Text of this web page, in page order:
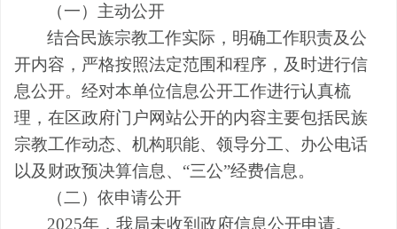
（一）主动公开
结合民族宗教工作实际，明确工作职责及公
开内容，严格按照法定范围和程序，及时进行信
息公开。 经对本单位信息公开工作进行认真梳
理，在区政府门户网站公开的内容主要包括民族
宗教工作动态、机构职能、领导分工、办公电话
以及财政预决算信息、“三公”经费信息。
（二）依申请公开
2025年，我局未收到政府信息公开申请。